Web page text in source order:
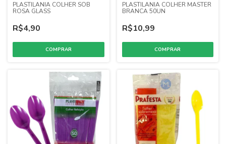
PLASTILANIA COLHER SOB
ROSA GLASS
R$4,90
PLASTILANIA COLHER MASTER
BRANCA 50UN
R$10,99